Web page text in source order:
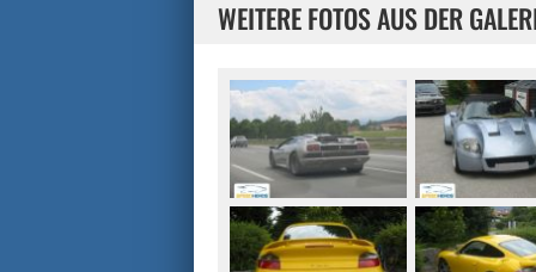
WEITERE FOTOS AUS DER